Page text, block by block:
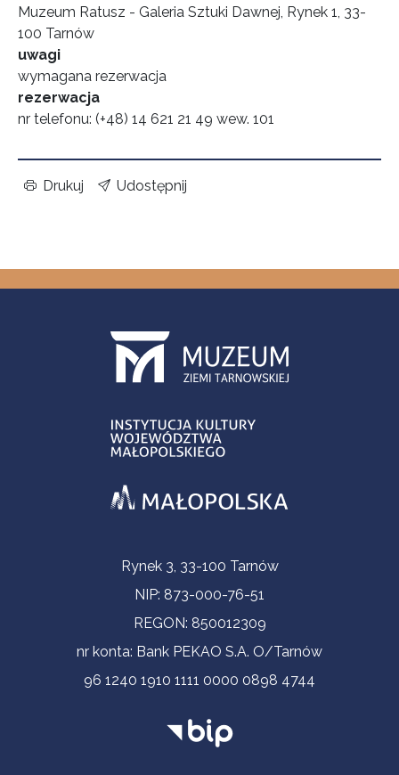
Muzeum Ratusz - Galeria Sztuki Dawnej, Rynek 1, 33-
100 Tarnów
uwagi
wymagana rezerwacja
rezerwacja
nr telefonu: (+48) 14 621 21 49 wew. 101
Drukuj Udostępnij
Informacje kontaktoweRynek 3, 33-100 Tarnów
NIP: 873-000-76-51
REGON: 850012309
nr konta: Bank PEKAO S.A. O/Tarnów
96 1240 1910 1111 0000 0898 4744